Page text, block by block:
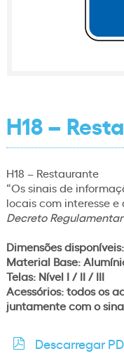
H18 –
H18 – Restaurante
“Os sinais de
locais com interesse
Decreto
Dimensões
Material Base:
Telas: Nível I / II / III
Acessórios: todos os
juntamente com o
Descarregar